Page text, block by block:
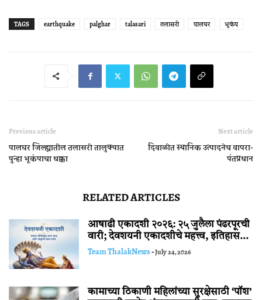
TAGS earthquake palghar talasari तलासरी पालघर भूकंप
Previous article
पालघर जिल्ह्यातील तलासरी तालुक्यात
पुन्हा भूकंपाचा धक्का
Next article
दिवाळीत स्थानिक उत्पादनेच वापरा-
पंतप्रधान
RELATED ARTICLES
आषाढी एकादशी २०२६: २५ जुलैला पंढरपूरची
वारी; देवशयनी एकादशीचे महत्त्व, इतिहास...
Team ThalakNews-July 24, 2026
कामाच्या ठिकाणी महिलांच्या सुरक्षेसाठी ‘पॉश’